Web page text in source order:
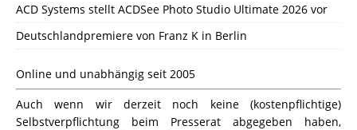
ACD Systems stellt ACDSee Photo Studio Ultimate 2026 vor
Deutschlandpremiere von Franz K in Berlin
Online und unabhängig seit 2005
Auch wenn wir derzeit noch keine (kostenpflichtige)
Selbstverpflichtung beim Presserat abgegeben haben,